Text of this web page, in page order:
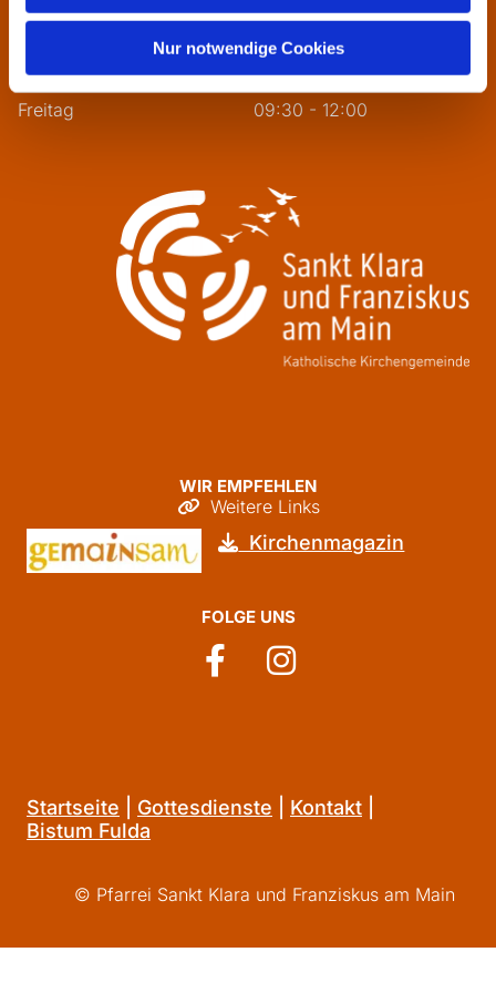
Nur notwendige Cookies
Dienstag
09:30 - 12:00
13:30 - 16:00
Donnerstag
09:30 - 12:00
Freitag
09:30 - 12:00
WIR EMPFEHLEN
 Weitere Links
 Kirchenmagazin
FOLGE UNS
Startseite Gottesdienste Kontakt
Bistum Fulda
© Pfarrei Sankt Klara und Franziskus am Main